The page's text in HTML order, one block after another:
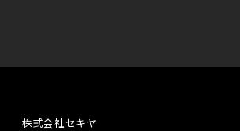
株式会社セキヤ